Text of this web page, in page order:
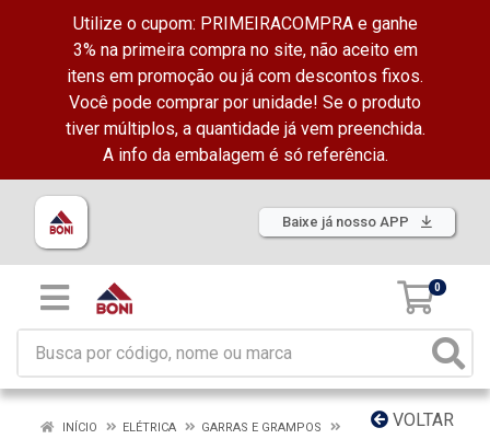
Utilize o cupom: PRIMEIRACOMPRA e ganhe
3% na primeira compra no site, não aceito em
itens em promoção ou já com descontos fixos.
Você pode comprar por unidade! Se o produto
tiver múltiplos, a quantidade já vem preenchida.
A info da embalagem é só referência.
Baixe já nosso APP
0
VOLTAR
INÍCIO ELÉTRICA
GARRAS E GRAMPOS